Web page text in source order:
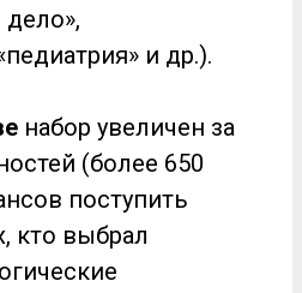
и др.).
набор увеличен за
(более 650
поступить
кто выбрал